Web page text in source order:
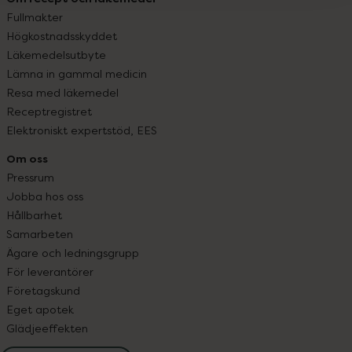
Fullmakter
Högkostnadsskyddet
Läkemedelsutbyte
Lämna in gammal medicin
Resa med läkemedel
Receptregistret
Elektroniskt expertstöd, EES
Om oss
Pressrum
Jobba hos oss
Hållbarhet
Samarbeten
Ägare och ledningsgrupp
För leverantörer
Företagskund
Eget apotek
Glädjeeffekten